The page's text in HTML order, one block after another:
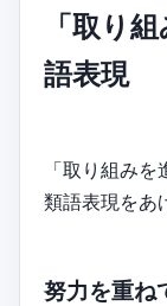
「取り
語表現
「取り組み
類語表現をあ
努力を重ね